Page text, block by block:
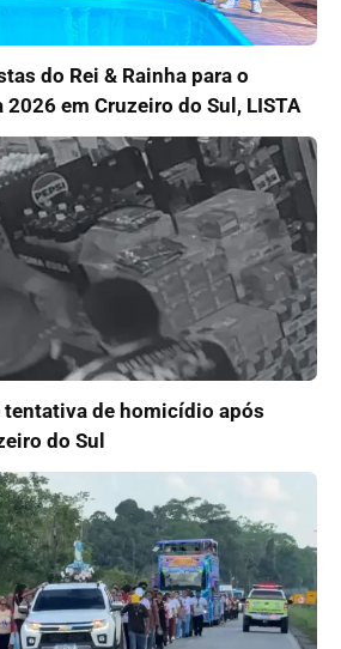
do Rei & Rainha para o
2026 em Cruzeiro do Sul, LISTA
de homicídio após
do Sul